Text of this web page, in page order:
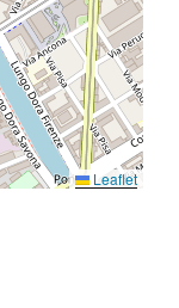
Leaflet